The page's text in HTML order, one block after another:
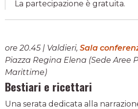
La partecipazione è gratuita.
ore 20.45 | Valdieri, Sala
Piazza Regina Elena (Sede Aree
Marittime)
Bestiari e ricettari
Una serata dedicata alla